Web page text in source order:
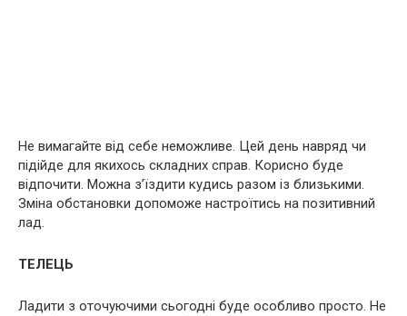
Не вимагайте від себе неможливе. Цей день навряд чи
підійде для якихось складних справ. Корисно буде
відпочити. Можна з’їздити кудись разом із близькими.
Зміна обстановки допоможе настроїтись на позитивний
лад.
ТЕЛЕЦЬ
Ладити з оточуючими сьогодні буде особливо просто. Не